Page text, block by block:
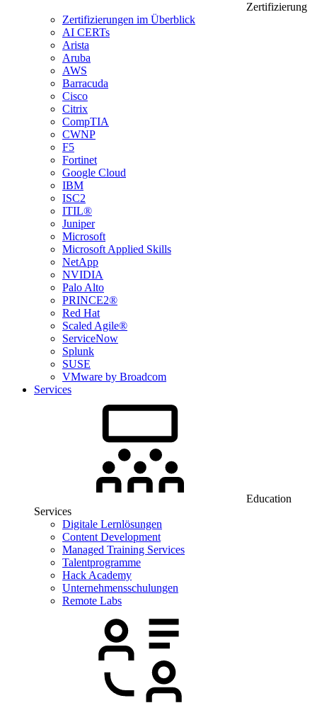
Zertifizierung
Zertifizierungen im Überblick
AI CERTs
Arista
Aruba
AWS
Barracuda
Cisco
Citrix
CompTIA
CWNP
F5
Fortinet
Google Cloud
IBM
ISC2
ITIL®
Juniper
Microsoft
Microsoft Applied Skills
NetApp
NVIDIA
Palo Alto
PRINCE2®
Red Hat
Scaled Agile®
ServiceNow
Splunk
SUSE
VMware by Broadcom
Services
Education
Services
Digitale Lernlösungen
Content Development
Managed Training Services
Talentprogramme
Hack Academy
Unternehmensschulungen
Remote Labs